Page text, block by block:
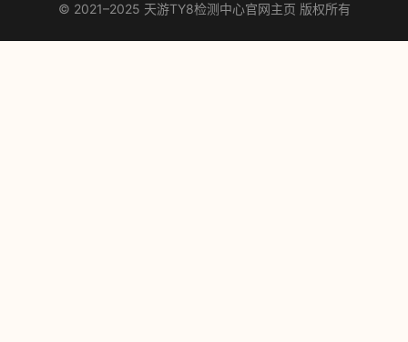
© 2021–2025 天游TY8检测中心官网主页 版权所有